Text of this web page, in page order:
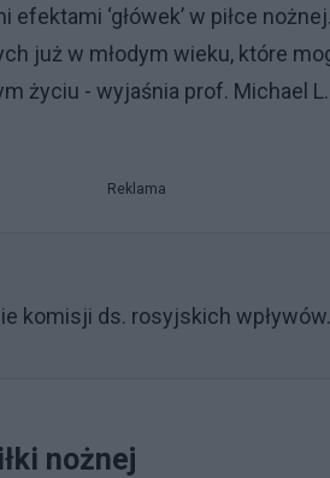
‘główek’ w piłce
już w młodym wieku, które
życiu - wyjaśnia prof. Michael
Reklama
komisji ds. rosyjskich
nożnej